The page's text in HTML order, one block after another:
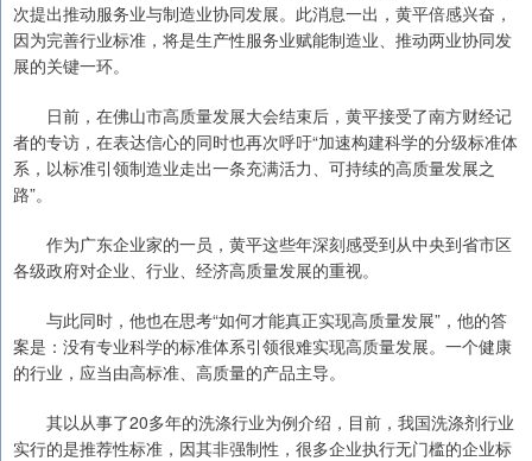
次提出推动服务业与制造业协同发展。此消息一出，黄平倍感兴奋，
因为完善行业标准，将是生产性服务业赋能制造业、推动两业协同发
展的关键一环。
日前，在佛山市高质量发展大会结束后，黄平接受了南方财经记
者的专访，在表达信心的同时也再次呼吁“加速构建科学的分级标准体
系，以标准引领制造业走出一条充满活力、可持续的高质量发展之
路”。
作为广东企业家的一员，黄平这些年深刻感受到从中央到省市区
各级政府对企业、行业、经济高质量发展的重视。
与此同时，他也在思考“如何才能真正实现高质量发展”，他的答
案是：没有专业科学的标准体系引领很难实现高质量发展。一个健康
的行业，应当由高标准、高质量的产品主导。
其以从事了20多年的洗涤行业为例介绍，目前，我国洗涤剂行业
实行的是推荐性标准，因其非强制性，很多企业执行无门槛的企业标